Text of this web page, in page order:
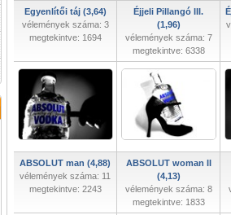
Egyenlítői táj (3,64)
vélemények száma: 3
megtekintve: 1694
Éjjeli Pillangó III.
(1,96)
vélemények száma: 7
megtekintve: 6338
ABSOLUT man (4,88)
vélemények száma: 11
megtekintve: 2243
ABSOLUT woman II
(4,13)
vélemények száma: 8
megtekintve: 1833